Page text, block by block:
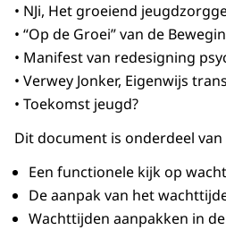
• NJi, Het groeiend
• “Op de Groei” van de
• Manifest van redesigning
• Verwey Jonker, Eigenwijs
• Toekomst jeugd?
Dit document is onderdeel
Een functionele kijk op
De aanpak van het
Wachttijden aanpakken in